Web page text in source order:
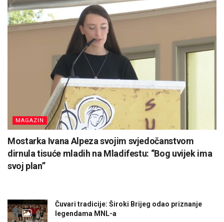
MAGAZIN
Mostarka Ivana Alpeza svojim svjedočanstvom
dirnula tisuće mladih na Mladifestu: “Bog uvijek ima
svoj plan”
Čuvari tradicije: Široki Brijeg odao priznanje
legendama MNL-a